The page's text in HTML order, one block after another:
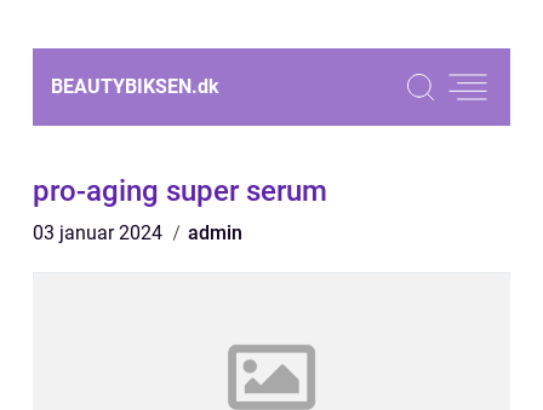
BEAUTYBIKSEN.dk
pro-aging super serum
03 januar 2024 admin